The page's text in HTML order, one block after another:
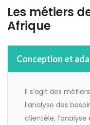
Les métiers
Afrique
Conception et
Il s’agit des
l’analyse des
clientèle,